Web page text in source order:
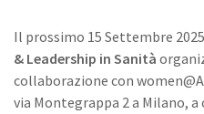
​Il prossimo 15 Settembre
& Leadership in Sanità
collaborazione con
via Montegrappa 2 a Milano,